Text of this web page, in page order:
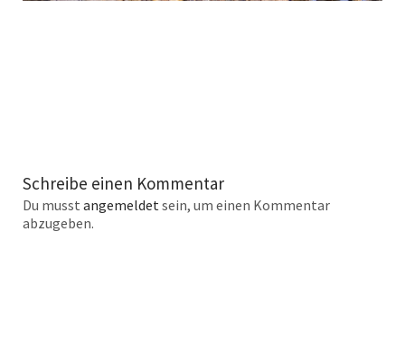
Schreibe einen Kommentar
Du musst angemeldet sein, um einen Kommentar
abzugeben.